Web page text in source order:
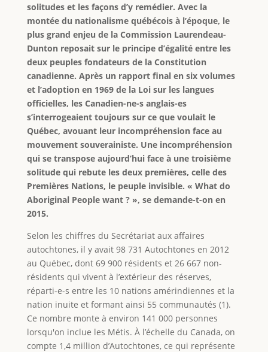
solitudes et les façons d’y remédier. Avec la
montée du nationalisme québécois à l’époque, le
plus grand enjeu de la Commission Laurendeau-
Dunton reposait sur le principe d’égalité entre les
deux peuples fondateurs de la Constitution
canadienne. Après un rapport final en six volumes
et l’adoption en 1969 de la Loi sur les langues
officielles, les Canadien-ne-s anglais-es
s’interrogeaient toujours sur ce que voulait le
Québec, avouant leur incompréhension face au
mouvement souverainiste. Une incompréhension
qui se transpose aujourd’hui face à une troisième
solitude qui rebute les deux premières, celle des
Premières Nations, le peuple invisible. « What do
Aboriginal People want ? », se demande-t-on en
2015.
Selon les chiffres du Secrétariat aux affaires
autochtones, il y avait 98 731 Autochtones en 2012
au Québec, dont 69 900 résidents et 26 667 non-
résidents qui vivent à l’extérieur des réserves,
réparti-e-s entre les 10 nations amérindiennes et la
nation inuite et formant ainsi 55 communautés (1).
Ce nombre monte à environ 141 000 personnes
lorsqu'on inclue les Métis. À l’échelle du Canada, on
compte 1,4 million d’Autochtones, ce qui représente